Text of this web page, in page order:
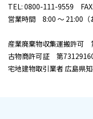
TEL: 0800-111-9559
営業時間 8:00 ～ 21:00（
産業廃棄物収集運搬許可
古物商許可証 第
宅地建物取引業者 広島県